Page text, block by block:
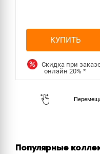
КУПИТЬ
Скидка при
онлайн20%*
Популярные